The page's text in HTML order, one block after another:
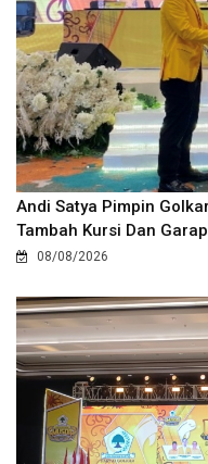
Andi Satya Pimpin
Tambah Kursi Dan
08/08/2026